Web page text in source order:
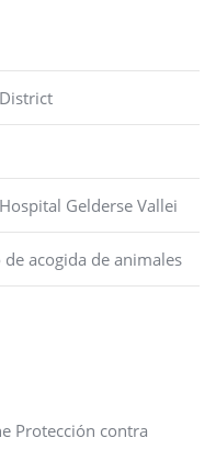
Gelderse Vallei
acogida de animales
Protección contra